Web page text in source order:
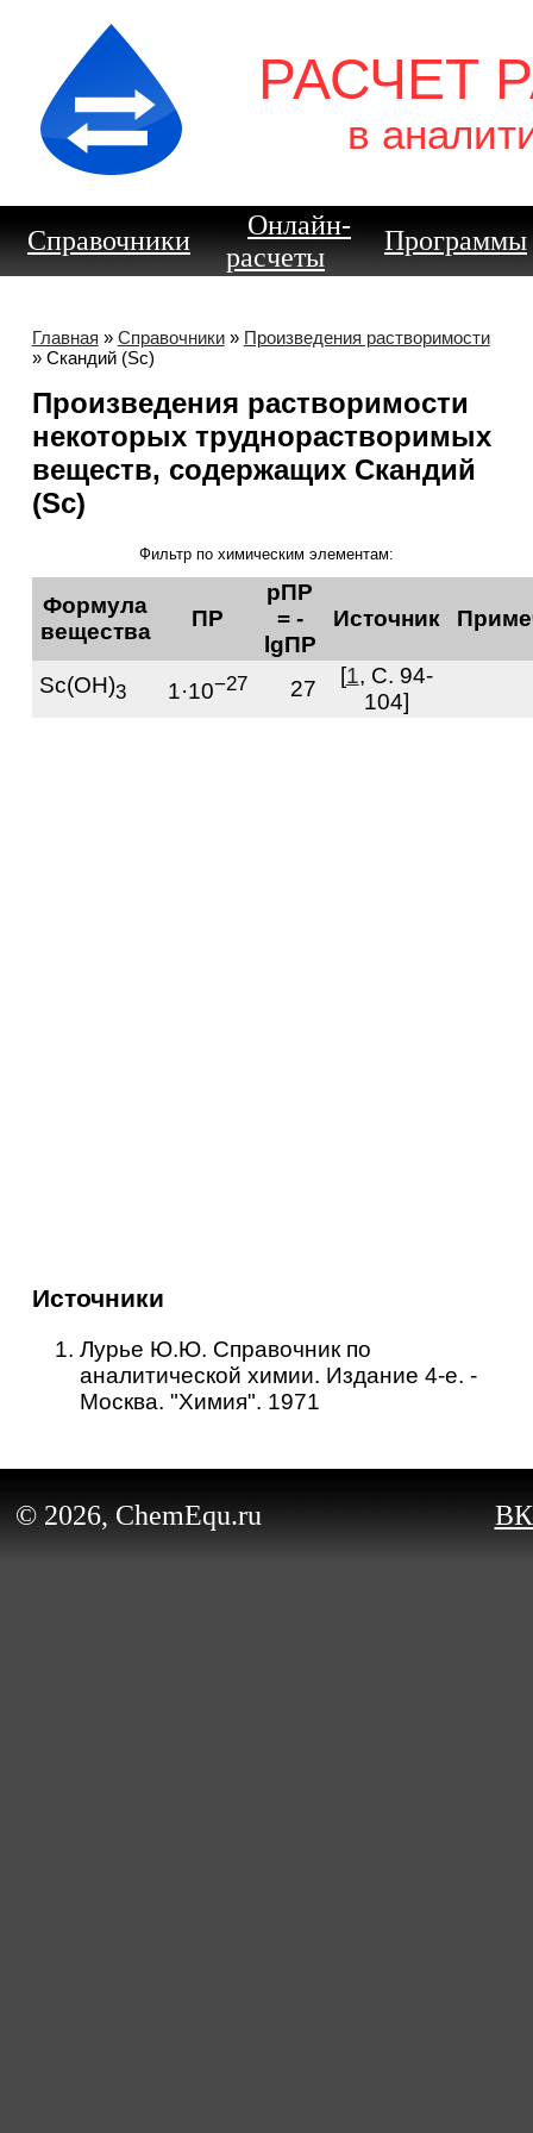
РАСЧЕТ
в
Справочники
Онлайн-
расчеты
Программы
Главная » Справочники» Произведения растворимости
» Скандий (Sc)
Произведения растворимости
некоторых труднорастворимых
веществ, содержащих Скандий
(Sc)
Фильтр по химическим элементам:
Формула
вещества
ПР
pПР
= -
lgПР
Источник
Sc(OH)3 1·10−27 27
[1, С. 94-
104]
Источники
Лурье Ю.Ю. Справочник по
аналитической химии. Издание 4-е. -
Москва. "Химия". 1971
© 2026, ChemEqu.ru